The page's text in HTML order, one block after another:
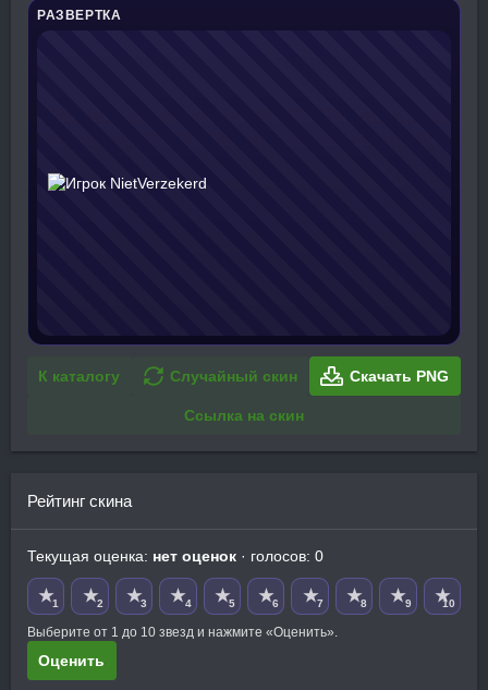
РАЗВЕРТКА
К каталогу Случайный скин Скачать PNG
Ссылка на скин
Рейтинг скина
Текущая оценка: нет оценок · голосов: 0
★1 ★2 ★3 ★4 ★5 ★6 ★7 ★8 ★9 ★10
Выберите от 1 до 10 звезд и нажмите «Оценить».
Оценить